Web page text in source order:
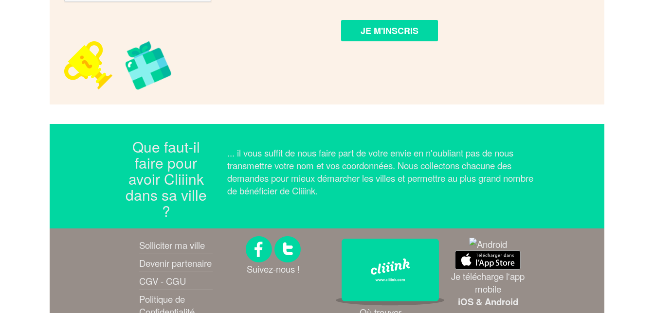
Que faut-il
faire pour
avoir Cliiink
dans sa ville
?
... il vous suffit de nous faire part de votre envie en n'oubliant pas de nous
transmettre votre nom et vos coordonnées. Nous collectons chacune des
demandes pour mieux démarcher les villes et permettre au plus grand nombre
de bénéficier de Cliiink.
Solliciter ma ville
Devenir partenaire
CGV - CGU
Politique de
Suivez-nous !
Je télécharge l'app
mobile
iOS & Android